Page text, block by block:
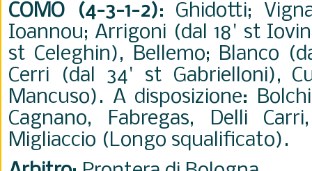
COMO (4-3-1-2): Ghidotti;
Ioannou; Arrigoni (dal 18' st
st Celeghin), Bellemo; Blanco
Cerri (dal 34' st Gabrielloni),
Mancuso). A disposizione:
Cagnano, Fabregas, Delli
Migliaccio (Longo squalificato).